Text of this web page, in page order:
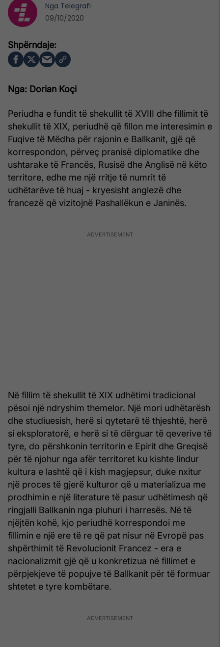
Nga: Dorian Koçi
Periudha e fundit të shekullit të XVIII dhe fillimit të
shekullit të XIX, periudhë që fillon me interesimin e
Fuqive të Mëdha për rajonin e Ballkanit, gjë që
korrespondon, përveç pranisë diplomatike dhe
ushtarake të Francës, Rusisë dhe Anglisë në këto
territore, edhe me një rritje të numrit të
udhëtarëve të huaj - kryesisht anglezë dhe
francezë që vizitojnë Pashallëkun e Janinës.
Në fillim të shekullit të XIX udhëtimi tradicional
pësoi një ndryshim themelor. Një mori udhëtarësh
dhe studiuesish, herë si qytetarë të thjeshtë, herë
si eksploratorë, e herë si të dërguar të qeverive të
tyre, do përshkonin territorin e Epirit dhe Greqisë
për të njohur nga afër territoret ku kishte lindur
kultura e lashtë që i kish magjepsur, duke nxitur
një proces të gjerë kulturor që u materializua me
prodhimin e një literature të pasur udhëtimesh që
ringjalli Ballkanin nga pluhuri i harresës. Në të
njëjtën kohë, kjo periudhë korrespondoi me
fillimin e një ere të re që pat nisur në Evropë pas
shpërthimit të Revolucionit Francez - era e
nacionalizmit gjë që u konkretizua në fillimet e
përpjekjeve të popujve të Ballkanit për të formuar
shtetet e tyre kombëtare.
Nga Telegrafi
09/10/2020